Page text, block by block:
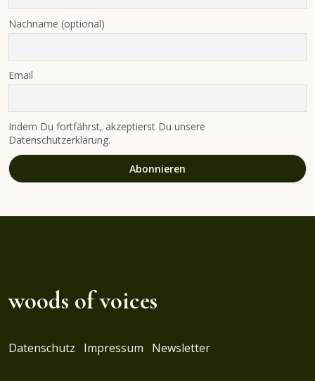
Nachname (optional)
Email
Indem Du fortfährst, akzeptierst Du unsere
Datenschutzerklärung.
woods of voices
Datenschutz Impressum Newsletter